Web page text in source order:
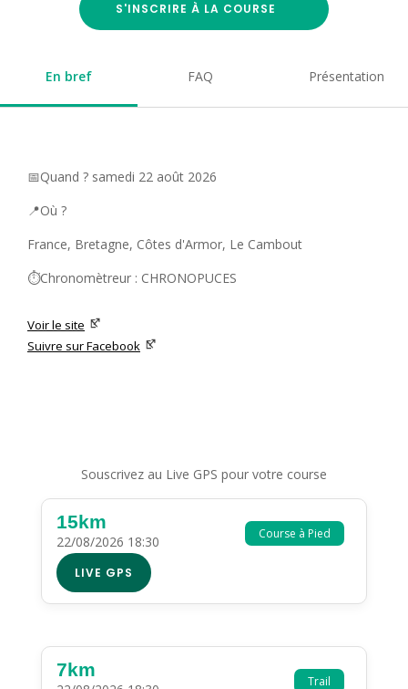
S'INSCRIRE À LA COURSE
En bref FAQ Présentation
📅Quand ? samedi 22 août 2026
📍Où ?
France, Bretagne, Côtes d'Armor, Le Cambout
⏱️Chronomètreur : CHRONOPUCES
Voir le site
Suivre sur Facebook
Souscrivez au Live GPS pour votre course
Course à Pied
15km
22/08/2026 18:30
LIVE GPS
Trail
7km